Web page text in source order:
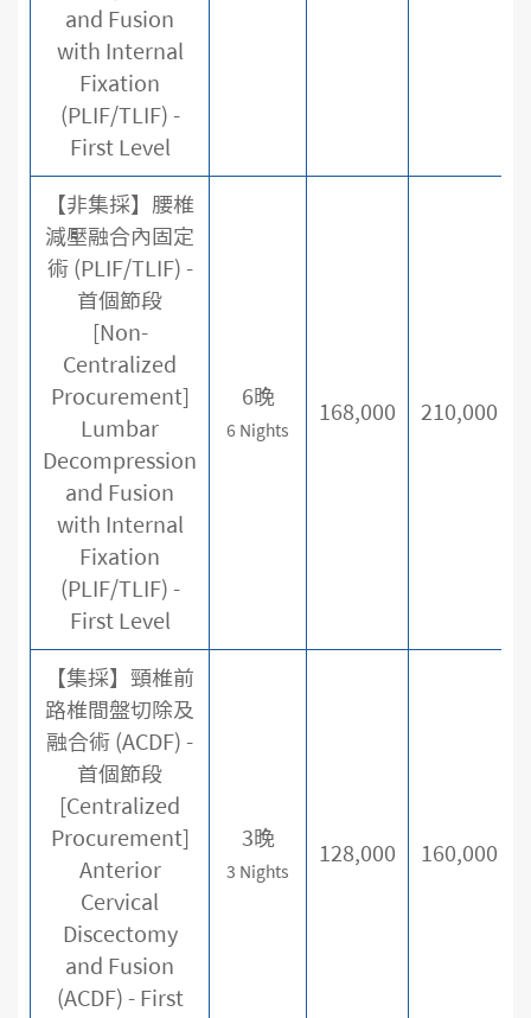
and Fusion
with Internal
Fixation
(PLIF/TLIF) -
First Level
【非集採】腰椎
減壓融合內固定
術 (PLIF/TLIF) -
首個節段
[Non-
Centralized
Procurement]
Lumbar
Decompression
and Fusion
with Internal
Fixation
(PLIF/TLIF) -
First Level
6晚
6 Nights
168,000 210,000
【集採】頸椎前
路椎間盤切除及
融合術 (ACDF) -
首個節段
[Centralized
Procurement]
Anterior
Cervical
Discectomy
and Fusion
(ACDF) - First
3晚
3 Nights
128,000 160,000